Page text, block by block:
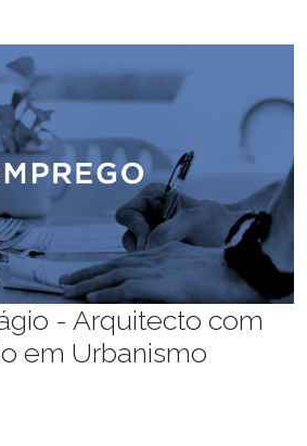
- Arquitecto com
em Urbanismo